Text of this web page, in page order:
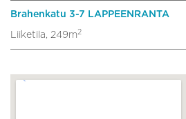
Brahenkatu 3-7 LAPPEENRANTA
Liiketila, 249m 2